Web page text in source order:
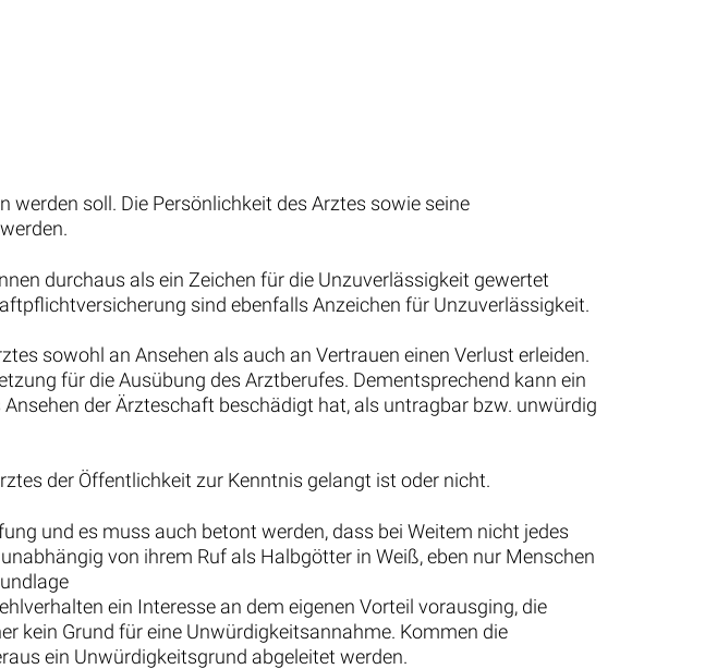
soll. Die Persönlichkeit des Arztes sowie seine
durchaus als ein Zeichen für die Unzuverlässigkeit gewertet
sind ebenfalls Anzeichen für Unzuverlässigkeit.
sowohl an Ansehen als auch an Vertrauen einen Verlust erleiden.
für die Ausübung des Arztberufes. Dementsprechend kann ein
der Ärzteschaft beschädigt hat, als untragbar bzw. unwürdig
der Öffentlichkeit zur Kenntnis gelangt ist oder nicht.
und es muss auch betont werden, dass bei Weitem nicht jedes
von ihrem Ruf als Halbgötter in Weiß, eben nur Menschen
ein Interesse an dem eigenen Vorteil vorausging, die
kein Grund für eine Unwürdigkeitsannahme. Kommen die
ein Unwürdigkeitsgrund abgeleitet werden.